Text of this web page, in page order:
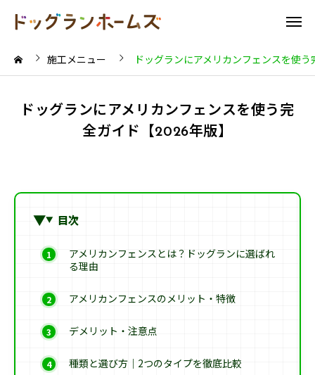
施工メニュー ドッグランにアメリカンフェンスを使
ドッグランにアメリカンフェンスを使う完
全ガイド【2026年版】
目次
アメリカンフェンスとは？ドッグランに選ばれ
る理由
アメリカンフェンスのメリット・特徴
デメリット・注意点
種類と選び方｜2つのタイプを徹底比較